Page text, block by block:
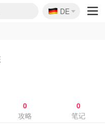
大促
85折
新
9折
🇩🇪
DE
0
攻略
0
笔记